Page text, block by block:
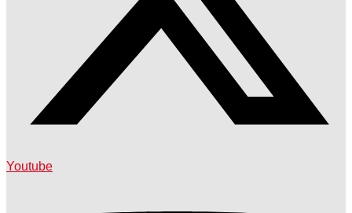
Youtube